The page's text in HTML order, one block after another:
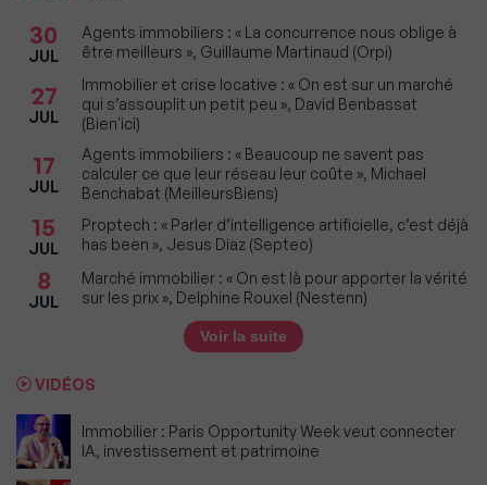
30
JUL
Agents immobiliers : « La concurrence nous oblige à
être meilleurs », Guillaume Martinaud (Orpi)
27
JUL
Immobilier et crise locative : « On est sur un marché
qui s’assouplit un petit peu », David Benbassat
(Bien'ici)
17
JUL
Agents immobiliers : « Beaucoup ne savent pas
calculer ce que leur réseau leur coûte », Michael
Benchabat (MeilleursBiens)
15
JUL
Proptech : « Parler d’intelligence artificielle, c’est déjà
has been », Jesus Diaz (Septeo)
8
JUL
Marché immobilier : « On est là pour apporter la vérité
sur les prix », Delphine Rouxel (Nestenn)
Voir la suite
VIDÉOS
Immobilier : Paris Opportunity Week veut connecter
IA, investissement et patrimoine